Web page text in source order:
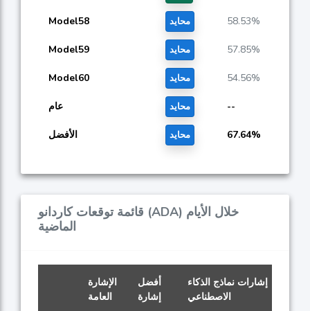
Model58 محايد 58.53%
Model59 محايد 57.85%
Model60 محايد 54.56%
عام محايد --
الأفضل محايد 67.64%
قائمة توقعات كاردانو (ADA) خلال الأيام
الماضية
الإشارة
العامة
أفضل
إشارة
إشارات نماذج الذكاء
الاصطناعي